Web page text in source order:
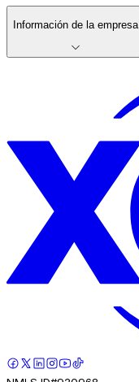
Información de la empresa